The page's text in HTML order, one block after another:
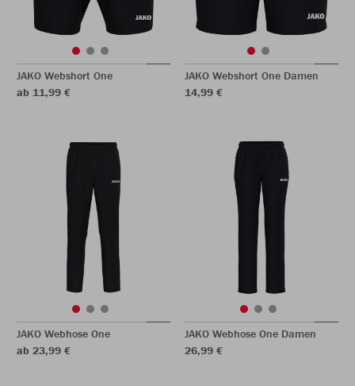
JAKO Webshort One
ab 11,99 €
JAKO Webshort One Damen
14,99 €
JAKO Webhose One
ab 23,99 €
JAKO Webhose One Damen
26,99 €